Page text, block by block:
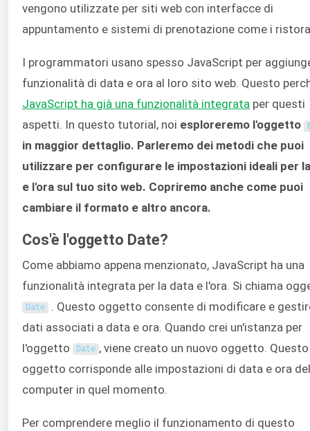
vengono utilizzate per siti web con interfacce di
appuntamento e sistemi di prenotazione come i
I programmatori usano spesso JavaScript per
funzionalità di data e ora al loro sito web. Questo
JavaScript ha già una funzionalità integrata per questi
aspetti. In questo tutorial, noi esploreremo l'oggetto
in maggior dettaglio. Parleremo dei metodi che puoi
utilizzare per configurare le impostazioni ideali per
e l'ora sul tuo sito web. Copriremo anche come puoi
cambiare il formato e altro ancora.
Cos'è l'oggetto Date?
Come abbiamo appena menzionato, JavaScript ha una
funzionalità integrata per la data e l'ora. Si chiama
Date . Questo oggetto consente di modificare e
dati associati a data e ora. Quando crei un'istanza per
l'oggetto
Date , viene creato un nuovo oggetto. Questo
oggetto corrisponde alle impostazioni di data e ora
computer in quel momento.
Per comprendere meglio il funzionamento di questo